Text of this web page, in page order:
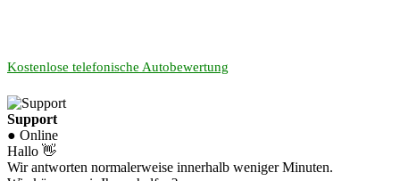
Kostenlose telefonische Autobewertung
Support
● Online
Hallo 👋
Wir antworten normalerweise innerhalb weniger Minuten.